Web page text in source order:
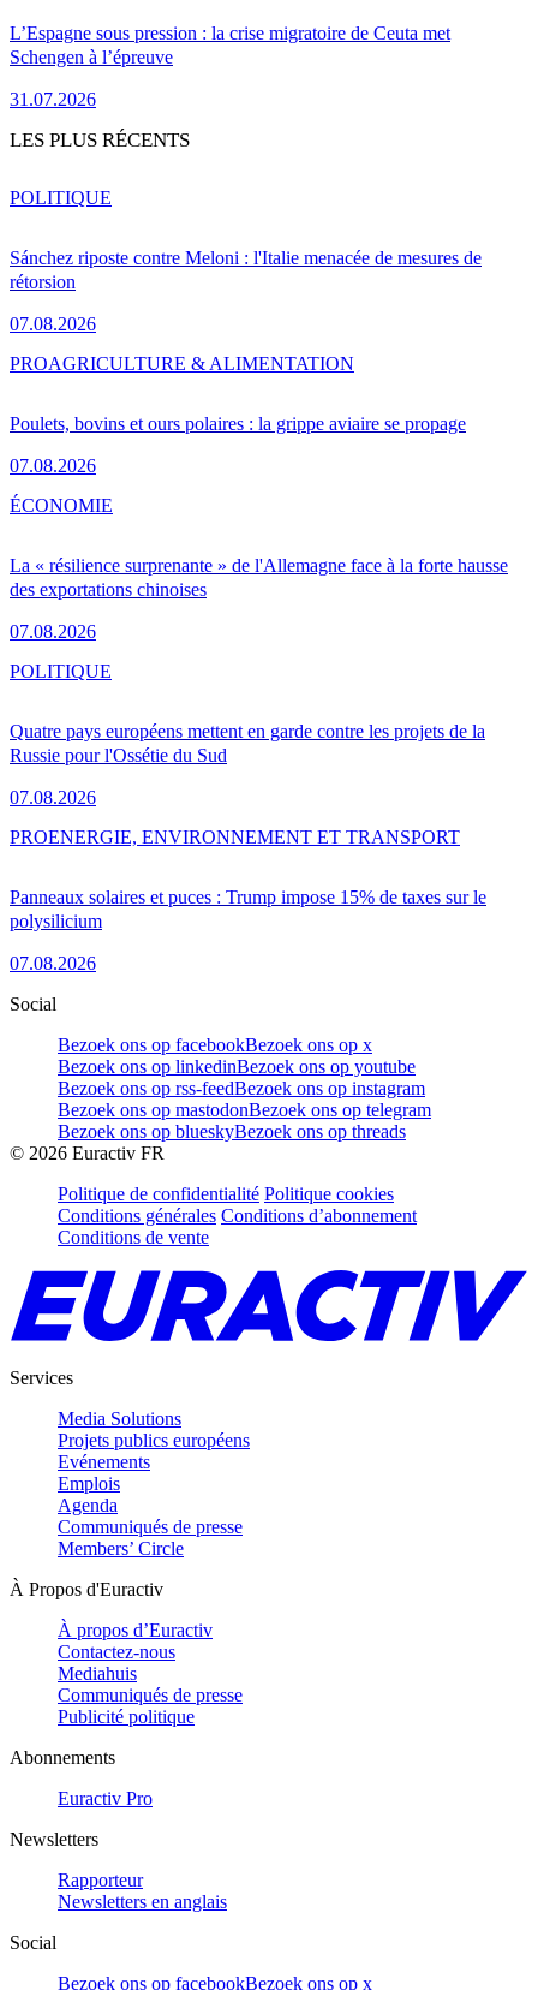
L’Espagne sous pression : la crise migratoire de Ceuta met
Schengen à l’épreuve
31.07.2026
LES PLUS RÉCENTS
Sánchez riposte contre Meloni : l'Italie menacée de mesures de
rétorsion
07.08.2026
POLITIQUE
Poulets, bovins et ours polaires : la grippe aviaire se propage
07.08.2026
PROAGRICULTURE & ALIMENTATION
La « résilience surprenante » de l'Allemagne face à la forte hausse
des exportations chinoises
07.08.2026
ÉCONOMIE
Quatre pays européens mettent en garde contre les projets de la
Russie pour l'Ossétie du Sud
07.08.2026
POLITIQUE
Panneaux solaires et puces : Trump impose 15% de taxes sur le
polysilicium
07.08.2026
PROENERGIE, ENVIRONNEMENT ET TRANSPORT
Social
Bezoek ons op facebookBezoek ons op x
Bezoek ons op linkedinBezoek ons op youtube
Bezoek ons op rss-feedBezoek ons op instagram
Bezoek ons op mastodonBezoek ons op telegram
Bezoek ons op blueskyBezoek ons op threads
© 2026 Euractiv FR
Politique de confidentialité Politique cookies
Conditions générales Conditions d’abonnement
Conditions de vente
Services
Media Solutions
Projets publics européens
Evénements
Emplois
Agenda
Communiqués de presse
Members’ Circle
À Propos d'Euractiv
À propos d’Euractiv
Contactez-nous
Mediahuis
Communiqués de presse
Publicité politique
Abonnements
Euractiv Pro
Newsletters
Rapporteur
Newsletters en anglais
Social
Bezoek ons op facebookBezoek ons op x